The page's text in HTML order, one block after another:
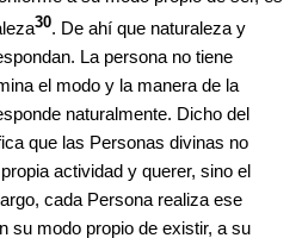
30. De ahí que naturaleza y
La persona no tiene
el modo y la manera de la
naturalmente. Dicho del
que las Personas divinas no
actividad y querer, sino el
cada Persona realiza ese
su modo propio de existir, a su